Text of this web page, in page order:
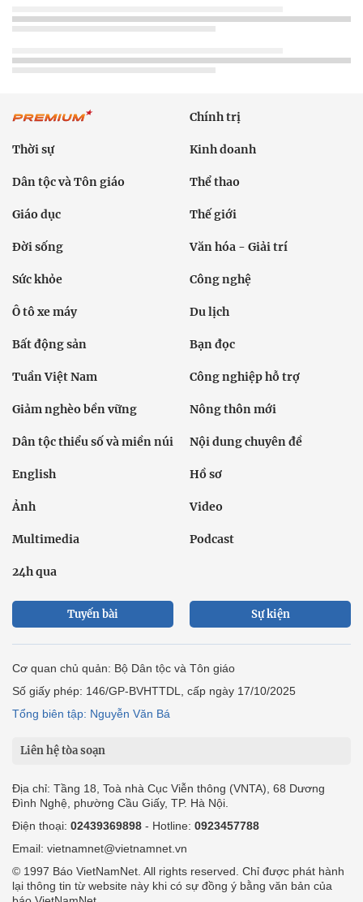
Chính trị
Thời sự Kinh doanh
Dân tộc và Tôn giáo Thể thao
Giáo dục Thế giới
Đời sống Văn hóa - Giải trí
Sức khỏe Công nghệ
Ô tô xe máy Du lịch
Bất động sản Bạn đọc
Tuần Việt Nam Công nghiệp hỗ trợ
Giảm nghèo bền vững Nông thôn mới
Dân tộc thiểu số và miền núi Nội dung chuyên đề
English Hồ sơ
Ảnh Video
Multimedia Podcast
24h qua
Tuyến bài Sự kiện
Cơ quan chủ quản: Bộ Dân tộc và Tôn giáo
Số giấy phép: 146/GP-BVHTTDL, cấp ngày 17/10/2025
Tổng biên tập: Nguyễn Văn Bá
Liên hệ tòa soạn
Địa chỉ: Tầng 18, Toà nhà Cục Viễn thông (VNTA), 68 Dương
Đình Nghệ, phường Cầu Giấy, TP. Hà Nội.
Điện thoại: 02439369898 - Hotline: 0923457788
Email: vietnamnet@vietnamnet.vn
© 1997 Báo VietNamNet. All rights reserved. Chỉ được phát hành
lại thông tin từ website này khi có sự đồng ý bằng văn bản của